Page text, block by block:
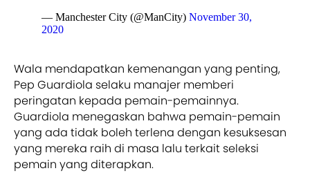
— Manchester City (@ManCity) November 30,
2020
Wala mendapatkan kemenangan yang penting,
Pep Guardiola selaku manajer memberi
peringatan kepada pemain-pemainnya.
Guardiola menegaskan bahwa pemain-pemain
yang ada tidak boleh terlena dengan kesuksesan
yang mereka raih di masa lalu terkait seleksi
pemain yang diterapkan.